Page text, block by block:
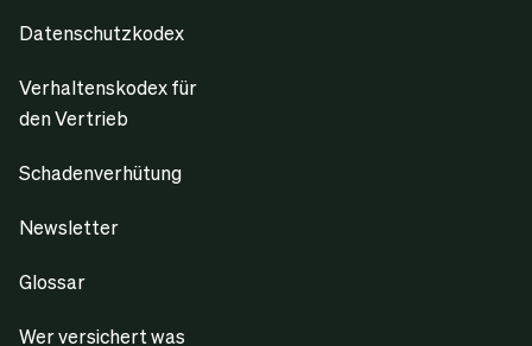
Datenschutzkodex
Verhaltenskodex für
den Vertrieb
Schadenverhütung
Newsletter
Glossar
Wer versichert was